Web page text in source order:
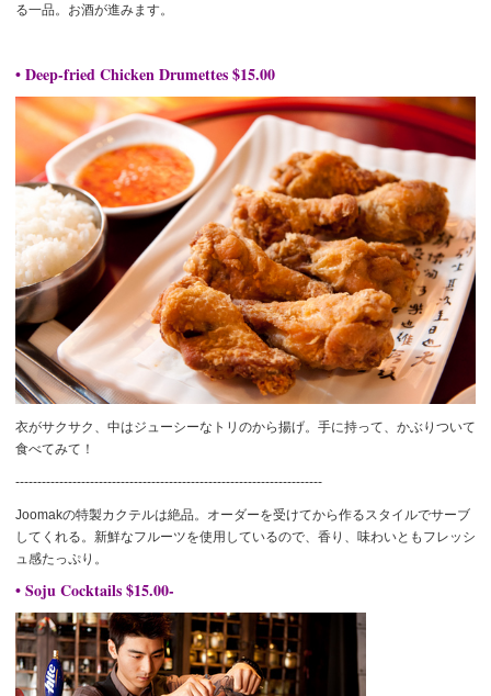
る一品。お酒が進みます。
• Deep-fried Chicken Drumettes $15.00
衣がサクサク、中はジューシーなトリのから揚げ。手に持って、かぶりついて
食べてみて！
----------------------------------------------------------------------
Joomakの特製カクテルは絶品。オーダーを受けてから作るスタイルでサーブ
してくれる。新鮮なフルーツを使用しているので、香り、味わいともフレッシ
ュ感たっぷり。
• Soju Cocktails $15.00-